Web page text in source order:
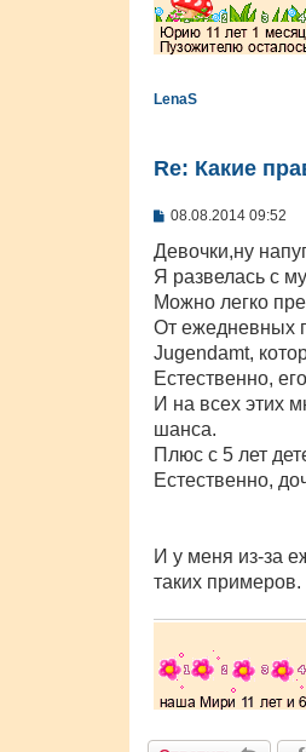
LenaS
Re: Какие
С
о
б
щ
е
и
е
08.08.2014 09:52
Девочки,ну
Я развелась с
Можно легко
От ежедневных
Jugendamt,
Естественно,
И на всех этих
шанса.
Плюс с 5 лет
Естественно,
И у меня из-за
таких примеров.